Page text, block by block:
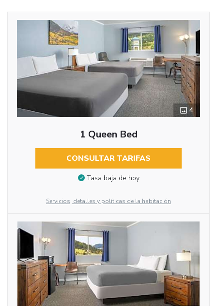
4
1 Queen Bed
CONSULTAR TARIFAS
Tasa baja de hoy
Servicios, detalles y políticas de la habitación